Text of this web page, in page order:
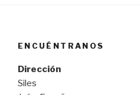
ENCUÉNTRANOS
Dirección
Siles